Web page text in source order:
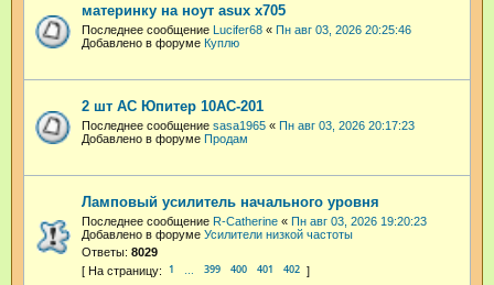
материнку на ноут asux x705
Последнее сообщение Lucifer68 « Пн авг 03, 2026 20:25:46
Добавлено в форуме Куплю
2 шт АС Юпитер 10АС-201
Последнее сообщение sasa1965 « Пн авг 03, 2026 20:17:23
Добавлено в форуме Продам
Ламповый усилитель начального уровня
Последнее сообщение R-Catherine « Пн авг 03, 2026 19:20:23
Добавлено в форуме Усилители низкой частоты
Ответы: 8029
1 399 400 401 402